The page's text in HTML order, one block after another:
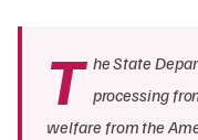
T he State
processing
welfare from the